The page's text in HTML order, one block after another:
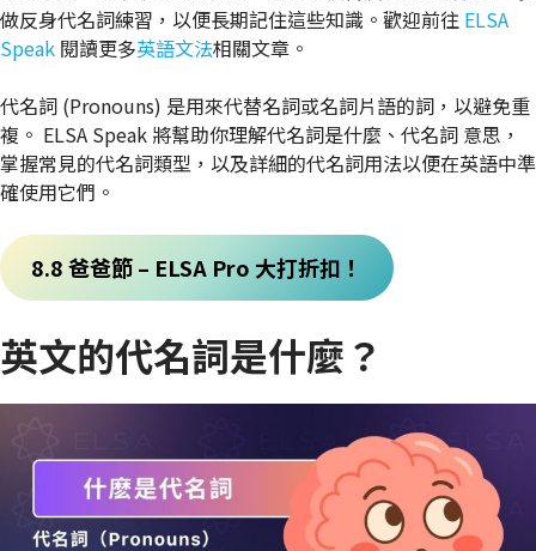
做反身代名詞練習，以便長期記住這些知識。歡迎前往 ELSA
Speak 閱讀更多英語文法相關文章。
代名詞 (Pronouns) 是用來代替名詞或名詞片語的詞，以避免重
複。 ELSA Speak 將幫助你理解代名詞是什麼、代名詞 意思，
掌握常見的代名詞類型，以及詳細的代名詞用法以便在英語中準
確使用它們。
8.8 爸爸節 – ELSA Pro 大打折扣！
英文的代名詞是什麼？